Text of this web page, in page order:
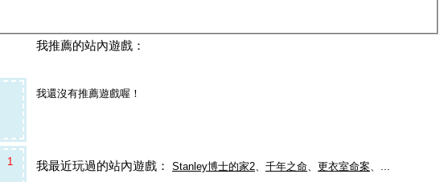
1
我推薦的站內遊戲：
我還沒有推薦遊戲喔！
我最近玩過的站內遊戲： Stanley博士的家2 千年之命 更衣室命案